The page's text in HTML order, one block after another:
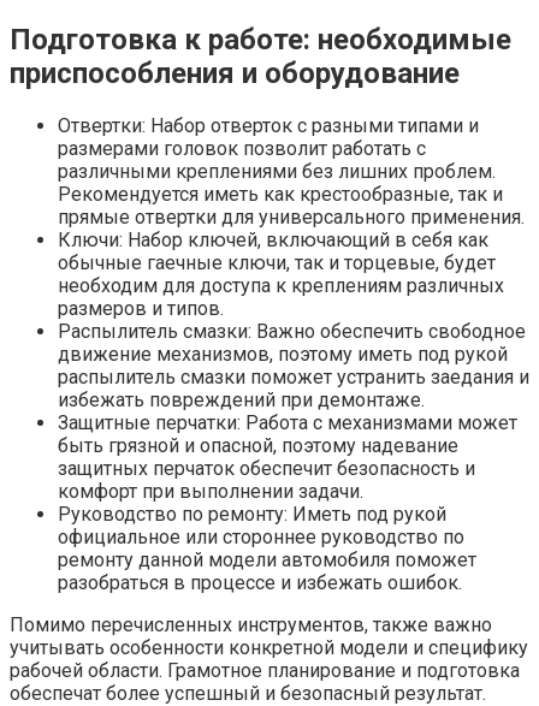
Подготовка к работе: необходимые
приспособления и оборудование
Отвертки: Набор отверток с разными типами и
размерами головок позволит работать с
различными креплениями без лишних проблем.
Рекомендуется иметь как крестообразные, так и
прямые отвертки для универсального применения.
Ключи: Набор ключей, включающий в себя как
обычные гаечные ключи, так и торцевые, будет
необходим для доступа к креплениям различных
размеров и типов.
Распылитель смазки: Важно обеспечить свободное
движение механизмов, поэтому иметь под рукой
распылитель смазки поможет устранить заедания и
избежать повреждений при демонтаже.
Защитные перчатки: Работа с механизмами может
быть грязной и опасной, поэтому надевание
защитных перчаток обеспечит безопасность и
комфорт при выполнении задачи.
Руководство по ремонту: Иметь под рукой
официальное или стороннее руководство по
ремонту данной модели автомобиля поможет
разобраться в процессе и избежать ошибок.
Помимо перечисленных инструментов, также важно
учитывать особенности конкретной модели и специфику
рабочей области. Грамотное планирование и подготовка
обеспечат более успешный и безопасный результат.